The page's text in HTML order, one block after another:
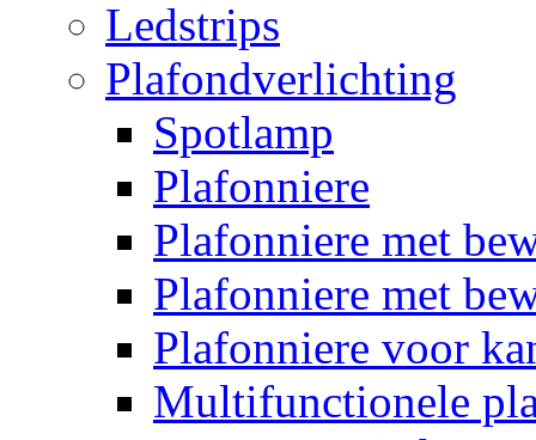
Ledstrips
Plafondverlichting
Spotlamp
Plafonniere
Plafonniere met
Plafonniere met
Plafonniere voor
Multifunctionele